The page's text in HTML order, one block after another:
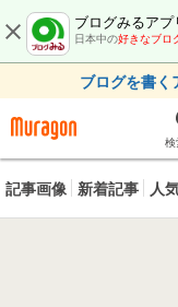
ブログみるアプ
日本中の好きなブロ
ブログを書く
検
記事画像 新着記事 人